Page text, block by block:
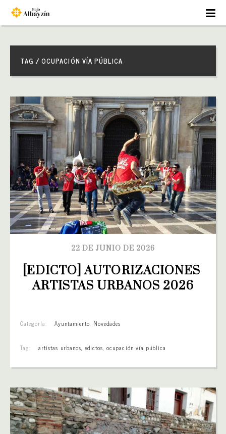
TAG / OCUPACIÓN VÍA PÚBLICA
22 DE JUNIO DE 2026
[EDICTO] AUTORIZACIONES
ARTISTAS URBANOS 2026
Categoría: Ayuntamiento, Novedades
Tag: artistas urbanos, edictos,ocupación vía pública